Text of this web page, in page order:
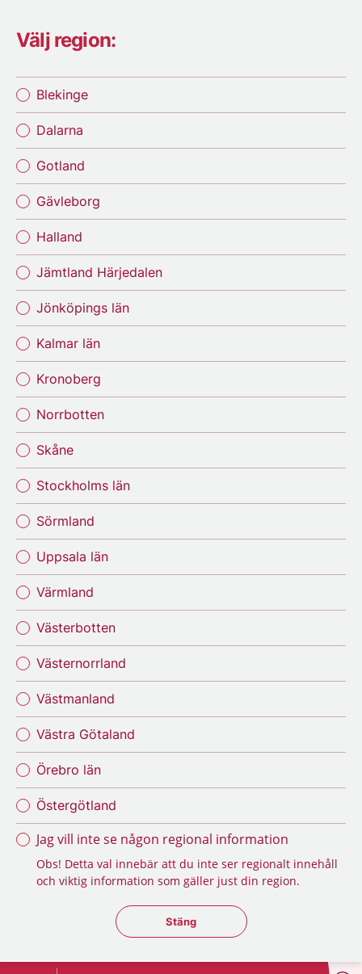
Välj region:
Blekinge
Dalarna
Gotland
Gävleborg
Halland
Jämtland Härjedalen
Jönköpings län
Kalmar län
Kronoberg
Norrbotten
Skåne
Stockholms län
Sörmland
Uppsala län
Värmland
Västerbotten
Västernorrland
Västmanland
Västra Götaland
Örebro län
Östergötland
Jag vill inte se någon regional information
Obs! Detta val innebär att du inte ser regionalt innehåll
och viktig information som gäller just din region.
Stäng regionsväljaren
Stäng